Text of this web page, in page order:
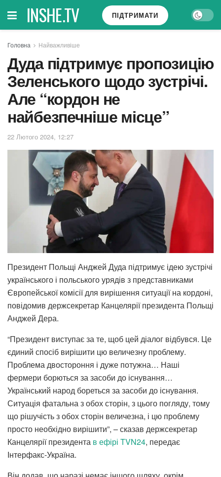
INSHE.TV ПІДТРИМАТИ
Головна Найважливіше
Дуда підтримує пропозицію
Зеленського щодо зустрічі.
Але “кордон не
найбезпечніше місце”
22 Лютого 2024, 12:27
Президент Польщі Анджей Дуда підтримує ідею зустрічі
українського і польського урядів з представниками
Європейської комісії для вирішення ситуації на кордоні,
повідомив держсекретар Канцелярії президента Польщі
Анджей Дера.
“Президент виступає за те, щоб цей діалог відбувся. Це
єдиний спосіб вирішити цю величезну проблему.
Проблема двостороння і дуже потужна… Наші
фермери борються за засоби до існування…
Український народ бореться за засоби до існування.
Ситуація фатальна з обох сторін, з цього погляду, тому
що рішучість з обох сторін величезна, і цю проблему
просто необхідно вирішити”, – сказав держсекретар
Канцелярії президента в ефірі TVN24, передає
Інтерфакс-Україна.